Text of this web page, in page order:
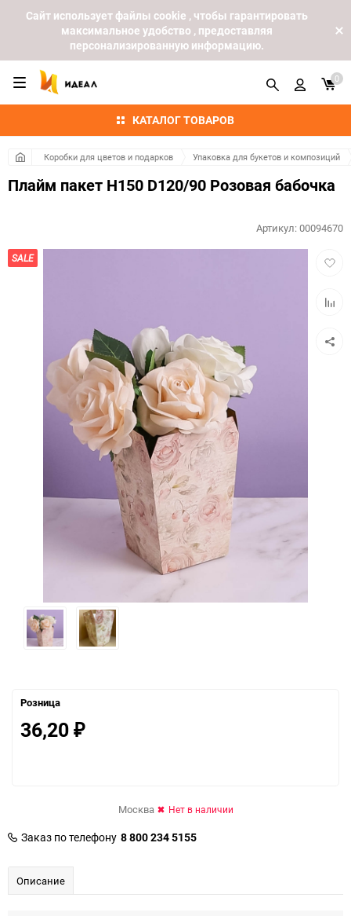
Cайт использует файлы cookie , чтобы гарантировать
максимальное удобство , предоставляя
персонализированную информацию.
КАТАЛОГ ТОВАРОВ
0
Коробки для цветов и подарков Упаковка для букетов и композиций
Плайм пакет H150 D120/90 Розовая бабочка
SALE
Артикул:00094670
Розница
36,20 ₽
Москва Нет в наличии
Заказ по телефону 8 800 234 5155
Описание